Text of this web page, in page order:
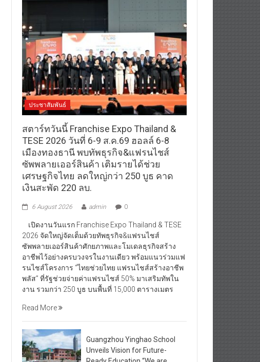
ประชาสัมพันธ์
สตาร์ทวันนี้ Franchise Expo Thailand &
TESE 2026 วันที่ 6-9 ส.ค.69 ฮอลล์ 6-8
เมืองทองธานี พบทัพธุรกิจ&แฟรนไชส์
ซัพพลายเออร์สินค้า เติมรายได้ช่วย
เศรษฐกิจไทย ลดใหญ่กว่า 250 บูธ คาด
เงินสะพัด 220 ลบ.
6 August 2026 admin 0
เปิดงานวันแรก Franchise Expo Thailand & TESE
2026 จัดใหญ่จัดเต็มด้วยทัพธุรกิจ&แฟรนไชส์
ซัพพลายเออร์สินค้าศักยภาพและโมเดลธุรกิจสร้าง
อาชีพไว้อย่างครบวงจรในงานเดียว พร้อมแนวร่วมแฟ
รนไชส์โครงการ “ไทยช่วยไทย แฟรนไชส์สร้างอาชีพ
พลัส” ที่รัฐช่วยจ่ายค่าแฟรนไชส์ 50% มาเสริมทัพใน
งาน รวมกว่า 250 บูธ บนพื้นที่ 15,000 ตารางเมตร
Read More
Guangzhou Yinghao School
Unveils Vision for Future-